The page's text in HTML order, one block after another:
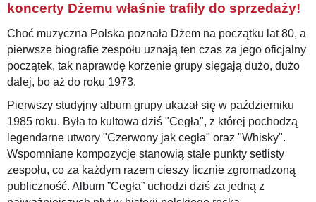
koncerty Dżemu właśnie trafiły do sprzedaży!
Choć muzyczna Polska poznała Dżem na początku lat 80, a
pierwsze biografie zespołu uznają ten czas za jego oficjalny
początek, tak naprawdę korzenie grupy sięgają dużo, dużo
dalej, bo aż do roku 1973.
Pierwszy studyjny album grupy ukazał się w październiku
1985 roku. Była to kultowa dziś "Cegła", z której pochodzą
legendarne utwory "Czerwony jak cegła" oraz "Whisky".
Wspomniane kompozycje stanowią stałe punkty setlisty
zespołu, co za każdym razem cieszy licznie zgromadzoną
publiczność. Album ”Cegła” uchodzi dziś za jedną z